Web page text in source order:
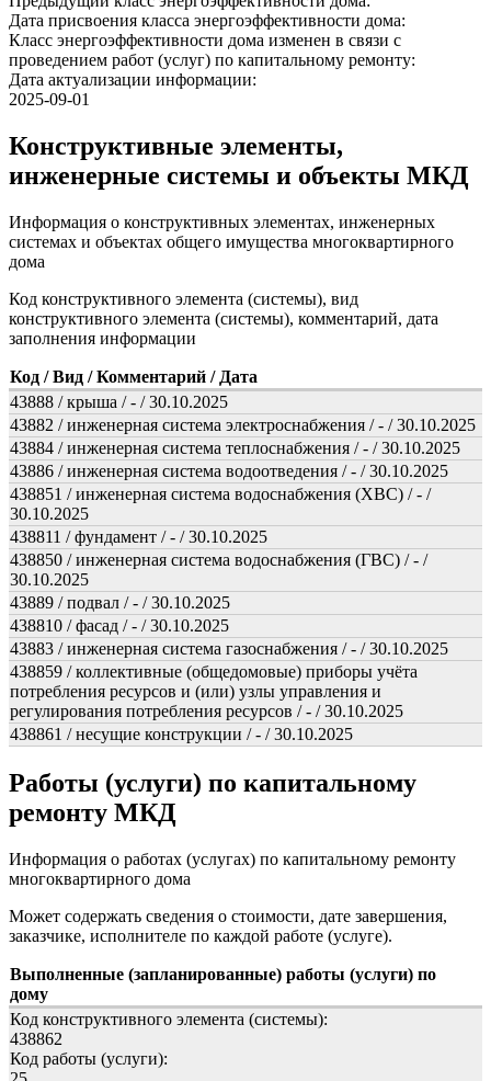
Дата присвоения класса энергоэффективности дома:
Класс энергоэффективности дома изменен в связи с
проведением работ (услуг) по капитальному ремонту:
Дата актуализации информации:
2025-09-01
Конструктивные элементы,
инженерные системы и объекты МКД
Информация о конструктивных элементах, инженерных
системах и объектах общего имущества многоквартирного
дома
Код конструктивного элемента (системы), вид
конструктивного элемента (системы), комментарий, дата
заполнения информации
Код / Вид / Комментарий / Дата
43888 / крыша / - / 30.10.2025
43882 / инженерная система электроснабжения / - / 30.10.2025
43884 / инженерная система теплоснабжения / - / 30.10.2025
43886 / инженерная система водоотведения / - / 30.10.2025
438851 / инженерная система водоснабжения (ХВС) / - /
30.10.2025
438811 / фундамент / - / 30.10.2025
438850 / инженерная система водоснабжения (ГВС) / - /
30.10.2025
43889 / подвал / - / 30.10.2025
438810 / фасад / - / 30.10.2025
43883 / инженерная система газоснабжения / - / 30.10.2025
438859 / коллективные (общедомовые) приборы учёта
потребления ресурсов и (или) узлы управления и
регулирования потребления ресурсов / - / 30.10.2025
438861 / несущие конструкции / - / 30.10.2025
Работы (услуги) по капитальному
ремонту МКД
Информация о работах (услугах) по капитальному ремонту
многоквартирного дома
Может содержать сведения о стоимости, дате завершения,
заказчике, исполнителе по каждой работе (услуге).
Выполненные (запланированные) работы (услуги) по
дому
Код конструктивного элемента (системы):
438862
Код работы (услуги):